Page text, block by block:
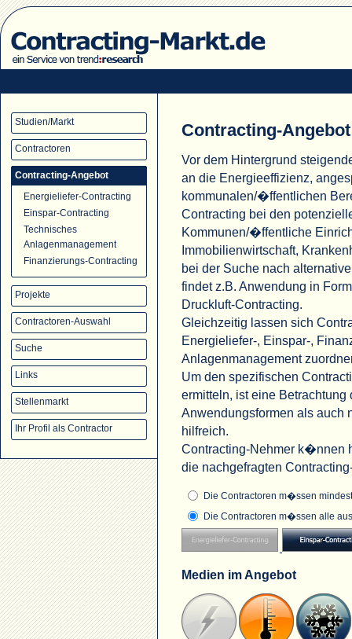
Studien/Markt
Contractoren
Contracting-Angebot
Energieliefer-Contracting
Einspar-Contracting
Technisches
Anlagenmanagement
Finanzierungs-Contracting
Projekte
Contractoren-Auswahl
Suche
Links
Stellenmarkt
Ihr Profil als Contractor
Contracting-Angebot
Vor dem Hintergrund
an die Energieeffizienz,
kommunalen/�ffentlichen
Contracting bei den
Kommunen/�ffentliche
Immobilienwirtschaft,
bei der Suche nach
findet z.B. Anwendung in
Druckluft-Contracting.
Gleichzeitig lassen sich
Energieliefer-, Einspar-,
Anlagenmanagement
Um den spezifischen
ermitteln, ist eine
Anwendungsformen als auch
hilfreich.
Contracting-Nehmer k�nnen
die nachgefragten
Die Contractoren m�ssen
Die Contractoren m�ssen alle
Medien im Angebot